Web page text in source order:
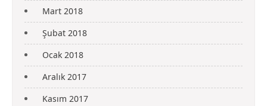
Mart 2018
Şubat 2018
Ocak 2018
Aralık 2017
Kasım 2017